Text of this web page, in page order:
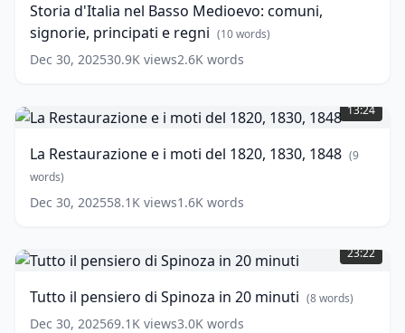
Medioevo:
comuni,
signorie,
principati
regni
words)
Storia d'Italia nel Basso Medioevo: comuni,
signorie, principati e regni (10words)
Dec 30, 202530.9K views2.6K words
Restaurazione
e
moti
del
1820,
1830,
words)
13:24
La Restaurazione e i moti del 1820, 1830, 1848 (9
words)
Dec 30, 202558.1K views1.6K words
il
pensiero
Spinoza
in
23:22
Tutto il pensiero di Spinoza in 20 minuti (8words)
Dec 30, 202569.1K views3.0K words